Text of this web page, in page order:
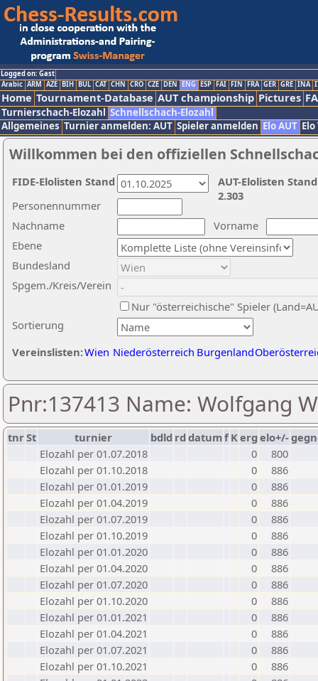
Logged on: Gast
Arabic ARM AZE BIH BUL CAT CHN CRO CZE DEN ENG ESP FAI FIN FRA GER GRE INA
Home Tournament-Database AUT championship Pictures
Turnierschach-Elozahl Schnellschach-Elozahl
Allgemeines Turnier anmelden: AUT Spieler anmelden Elo AUT
Willkommen bei den offiziellen
Nachname
Vorname
Ebene
Sortierung
Personennummer
Bundesland
Spgem./Kreis/Verein
Nur "österreichische" Spieler
Vereinslisten:Wien Niederösterreich Burgenland
AUT-Elolisten
2.303
FIDE-Elolisten Stand
Pnr:137413 Name: Wolfgang
tnrSt turnier bdld rd datumf Kerg elo+/-
Elozahl per 01.07.2018
0
800
Elozahl per 01.10.2018
0
886
Elozahl per 01.01.2019
0
886
Elozahl per 01.04.2019
0
886
Elozahl per 01.07.2019
0
886
Elozahl per 01.10.2019
0
886
Elozahl per 01.01.2020
0
886
Elozahl per 01.04.2020
0
886
Elozahl per 01.07.2020
0
886
Elozahl per 01.10.2020
0
886
Elozahl per 01.01.2021
0
886
Elozahl per 01.04.2021
0
886
Elozahl per 01.07.2021
0
886
Elozahl per 01.10.2021
0
886